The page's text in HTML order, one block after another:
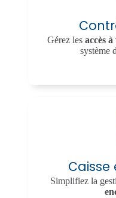
Gérez lesaccès
système
Caisse
Simplifiez la